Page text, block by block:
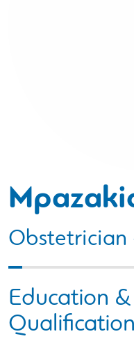
Obstetrician
Education